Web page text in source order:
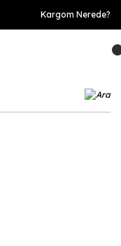
Kargom Nerede?